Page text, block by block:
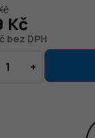
bez DPH
Kč